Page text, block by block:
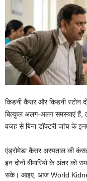
किडनी कैंसर और किडनी स्टोन
बिल्कुल अलग-अलग समस्याएं
वजह से बिना डॉक्टरी जांच के
एंड्रोमेडा कैंसर अस्पताल की
इन दोनों बीमारियों के अंतर को
सके। आइए, आज World